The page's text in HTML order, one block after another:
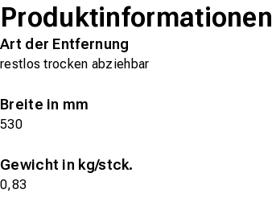
Produktinformationen
Art der Entfernung
restlos trocken abziehbar
Breite in mm
530
Gewicht in kg/stck.
0,83